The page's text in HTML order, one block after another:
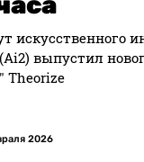
искусственного
выпустил
Theorize
2026